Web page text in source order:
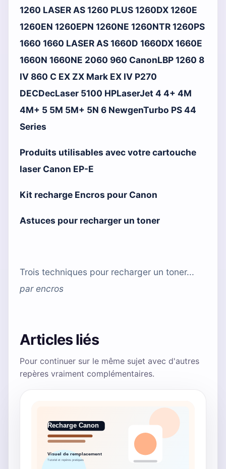
1260 LASER AS 1260 PLUS 1260DX 1260E
1260EN 1260EPN 1260NE 1260NTR 1260PS
1660 1660 LASER AS 1660D 1660DX 1660E
1660N 1660NE 2060 960 CanonLBP 1260 8
IV 860 C EX ZX Mark EX IV P270
DECDecLaser 5100 HPLaserJet 4 4+ 4M
4M+ 5 5M 5M+ 5N 6 NewgenTurbo PS 44
Series
Produits utilisables avec votre cartouche
laser Canon EP-E
Kit recharge Encros pour Canon
Astuces pour recharger un toner
Trois techniques pour recharger un toner...
parencros
Articles liés
Pour continuer sur le même sujet avec d'autres
repères vraiment complémentaires.